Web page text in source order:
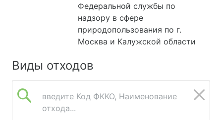
Федеральной службы по
надзору в сфере
природопользования по г.
Москва и Калужской области
Виды отходов
введите Код ФККО, Наименование
отхода...